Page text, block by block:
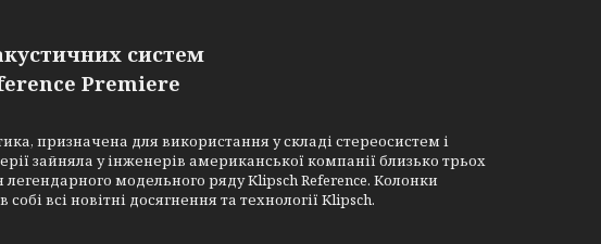
систем
Premiere
призначена для використання у складі стереосистем і
зайняла у інженерів американської компанії близько трьох
модельного ряду Klipsch Reference. Колонки
всі новітні досягнення та технології Klipsch.